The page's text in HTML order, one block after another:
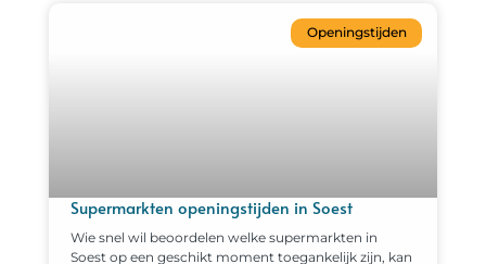
Openingstijden
Supermarkten openingstijden in Soest
Wie snel wil beoordelen welke supermarkten in
Soest op een geschikt moment toegankelijk zijn, kan